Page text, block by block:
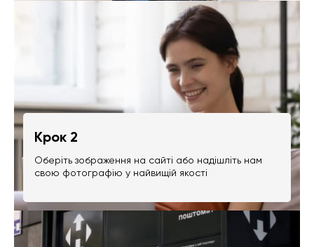
Крок 2
Оберіть зображення на сайті або надішліть нам
свою фотографію у найвищій якості